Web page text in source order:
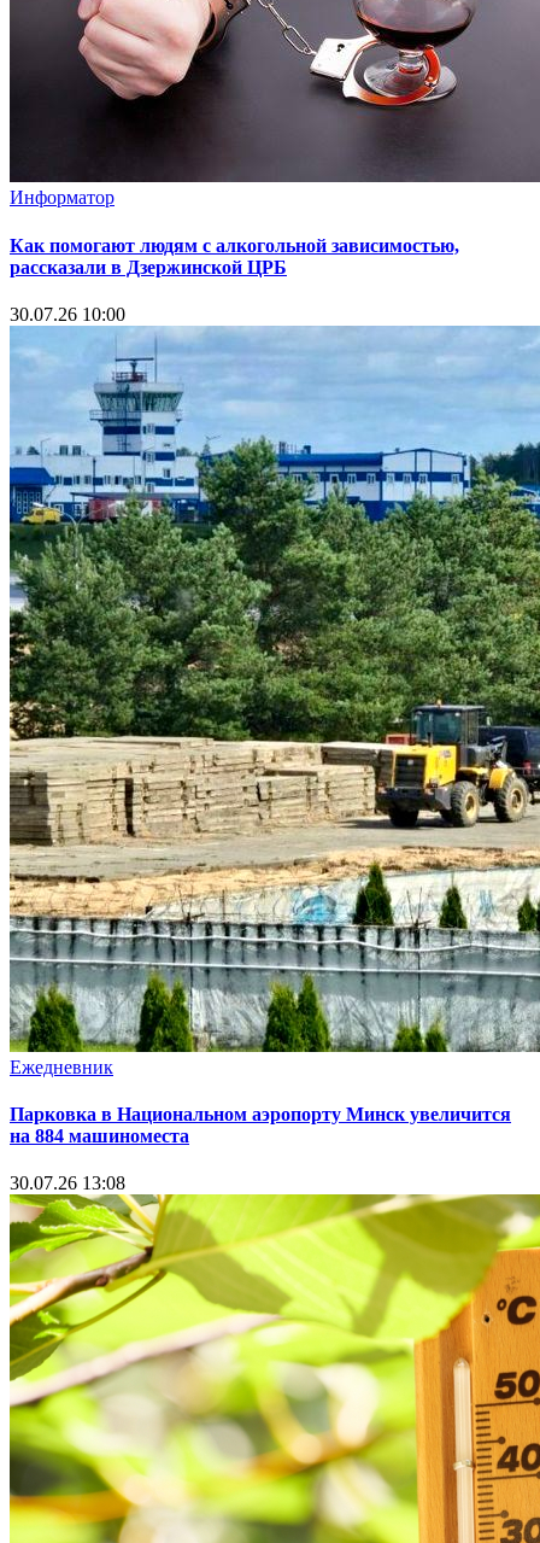
Информатор
Как помогают людям с алкогольной зависимостью,
рассказали в Дзержинской ЦРБ
30.07.26 10:00
Ежедневник
Парковка в Национальном аэропорту Минск увеличится
на 884 машиноместа
30.07.26 13:08